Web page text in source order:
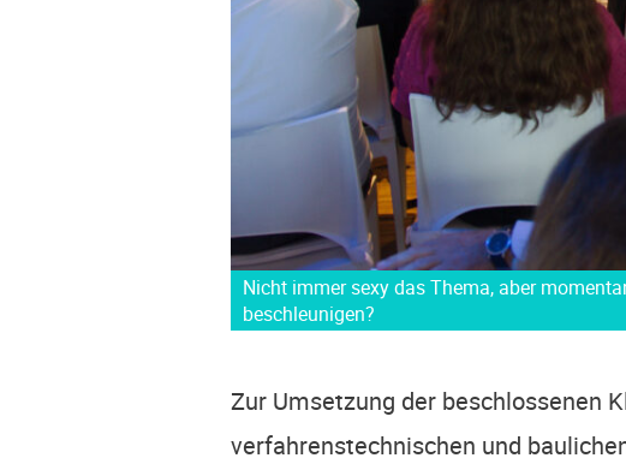
Nicht immer sexy das Thema, aber
beschleunigen?
Zur Umset­zung der beschlos­se­nen
ver­fah­rens­tech­ni­schen und